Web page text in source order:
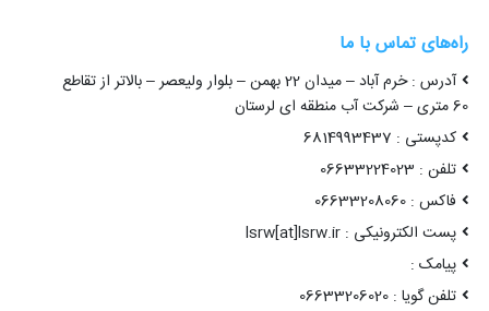
راه‌های تماس با ما
آدرس : خرم آباد – میدان 22 بهمن – بلوار ولیعصر – بالاتر از تقاطع
60 متری – شرکت آب منطقه ای لرستان
کدپستی : 6814993437
تلفن : 06633224023
فاکس : 06633208060
پست الکترونیکی : lsrw[at]lsrw.ir
پیامک :
تلفن گویا : 06633206020